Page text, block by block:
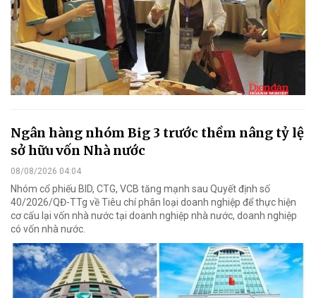
Ngân hàng nhóm Big 3 trước thềm nâng tỷ lệ
sở hữu vốn Nhà nước
08/08/2026 04:04
Nhóm cổ phiếu BID, CTG, VCB tăng mạnh sau Quyết định số
40/2026/QĐ-TTg về Tiêu chí phân loại doanh nghiệp để thực hiện
cơ cấu lại vốn nhà nước tại doanh nghiệp nhà nước, doanh nghiệp
có vốn nhà nước.